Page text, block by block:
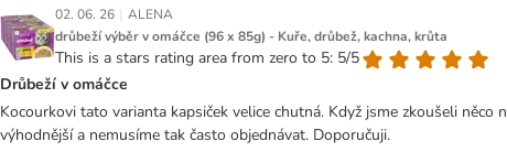
02. 06. 26 | ALENA
drůbeží výběr v omáčce (96 x 85g) - Kuře, drůbež, kachna, krůta
This is a stars rating area from zero to 5: 5/5
Drůbeží v omáčce
Kocourkovi tato varianta kapsiček velice chutná. Když jsme zkoušeli
výhodnější a nemusíme tak často objednávat. Doporučuji.